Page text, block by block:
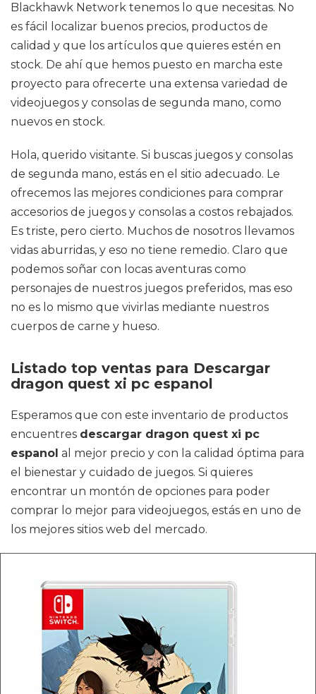
Blackhawk Network tenemos lo que necesitas. No
es fácil localizar buenos precios, productos de
calidad y que los artículos que quieres estén en
stock. De ahí que hemos puesto en marcha este
proyecto para ofrecerte una extensa variedad de
videojuegos y consolas de segunda mano, como
nuevos en stock.
Hola, querido visitante. Si buscas juegos y consolas
de segunda mano, estás en el sitio adecuado. Le
ofrecemos las mejores condiciones para comprar
accesorios de juegos y consolas a costos rebajados.
Es triste, pero cierto. Muchos de nosotros llevamos
vidas aburridas, y eso no tiene remedio. Claro que
podemos soñar con locas aventuras como
personajes de nuestros juegos preferidos, mas eso
no es lo mismo que vivirlas mediante nuestros
cuerpos de carne y hueso.
Listado top ventas para Descargar
dragon quest xi pc espanol
Esperamos que con este inventario de productos
encuentres descargar dragon quest xi pc
espanol al mejor precio y con la calidad óptima para
el bienestar y cuidado de juegos. Si quieres
encontrar un montón de opciones para poder
comprar lo mejor para videojuegos, estás en uno de
los mejores sitios web del mercado.